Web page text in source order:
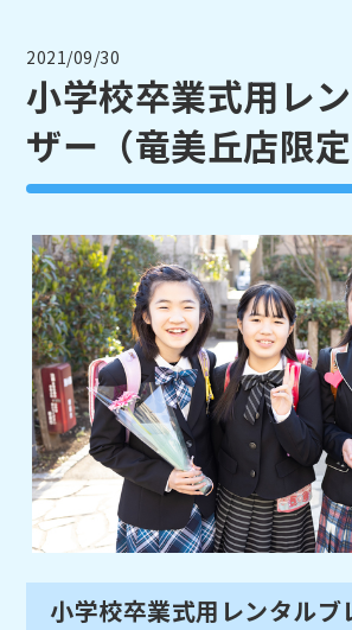
2021/09/30
小学校卒業式用レ
ザー（竜美丘店限定
小学校卒業式用レンタルブ